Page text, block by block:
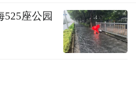
525座公园